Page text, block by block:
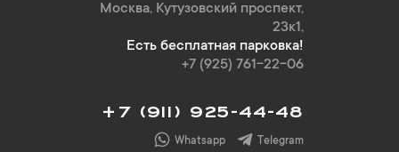
Москва, Кутузовский проспект,
23к1,
Есть бесплатная парковка!
+7 (925) 761-22-06
+7 (911) 925-44-48
Whatsapp Telegram